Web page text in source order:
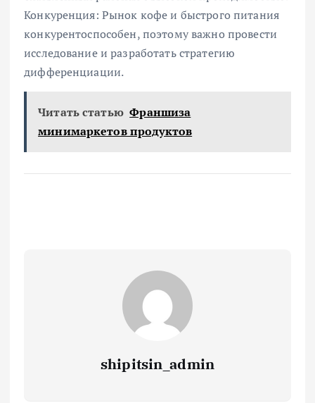
Конкуренция: Рынок кофе и быстрого питания
конкурентоспособен, поэтому важно провести
исследование и разработать стратегию
дифференциации.
Читать статью Франшиза
минимаркетов продуктов
shipitsin_admin